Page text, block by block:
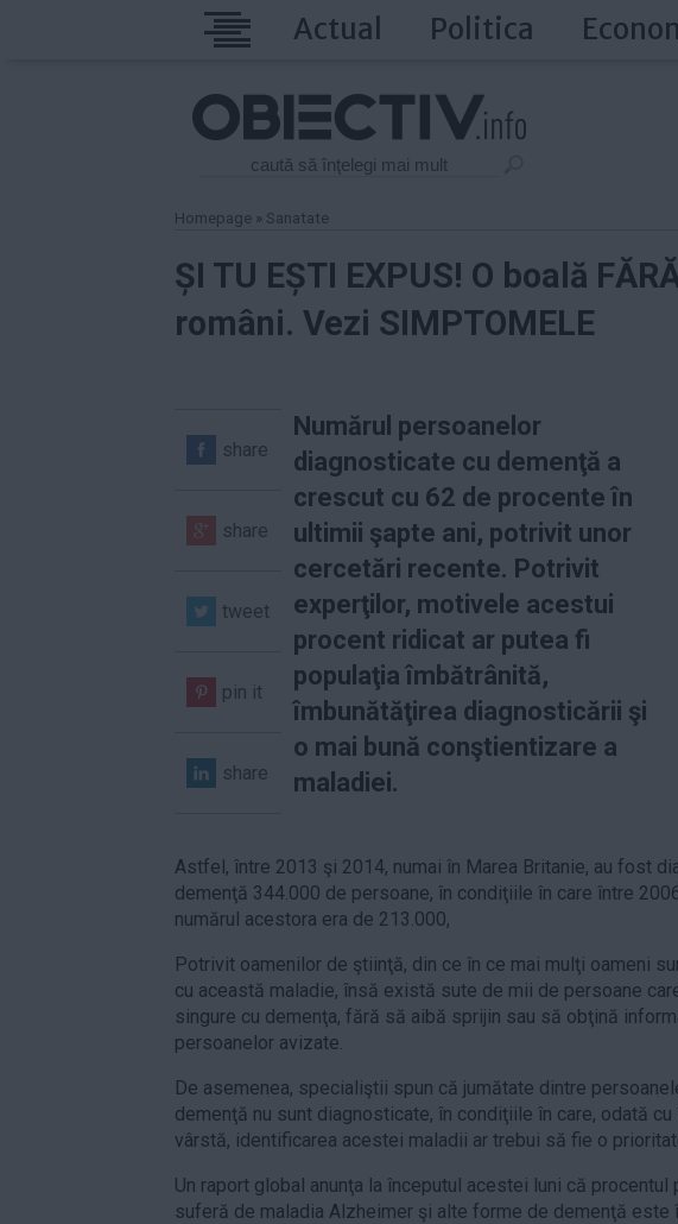
Actual Politica
Homepage » Sanatate
ȘI TU EȘTI EXPUS! O boală
români. Vezi SIMPTOMELE
share
share
tweet
pin it
share
Numărul persoanelor
diagnosticate cu demenţă a
crescut cu 62 de procente în
ultimii şapte ani, potrivit unor
cercetări recente. Potrivit
experţilor, motivele acestui
procent ridicat ar putea fi
populaţia îmbătrânită,
îmbunătăţirea diagnosticării şi
o mai bună conştientizare a
maladiei.
Astfel, între 2013 şi 2014, numai în Marea Britanie, au fost
demenţă 344.000 de persoane, în condiţiile în care între
numărul acestora era de 213.000,
Potrivit oamenilor de ştiinţă, din ce în ce mai mulţi oameni
cu această maladie, însă există sute de mii de persoane
singure cu demenţa, fără să aibă sprijin sau să obţină
persoanelor avizate.
De asemenea, specialiştii spun că jumătate dintre
demenţă nu sunt diagnosticate, în condiţiile în care, odată cu
vârstă, identificarea acestei maladii ar trebui să fie o
Un raport global anunţa la începutul acestei luni că procentul
suferă de maladia Alzheimer şi alte forme de demenţă este